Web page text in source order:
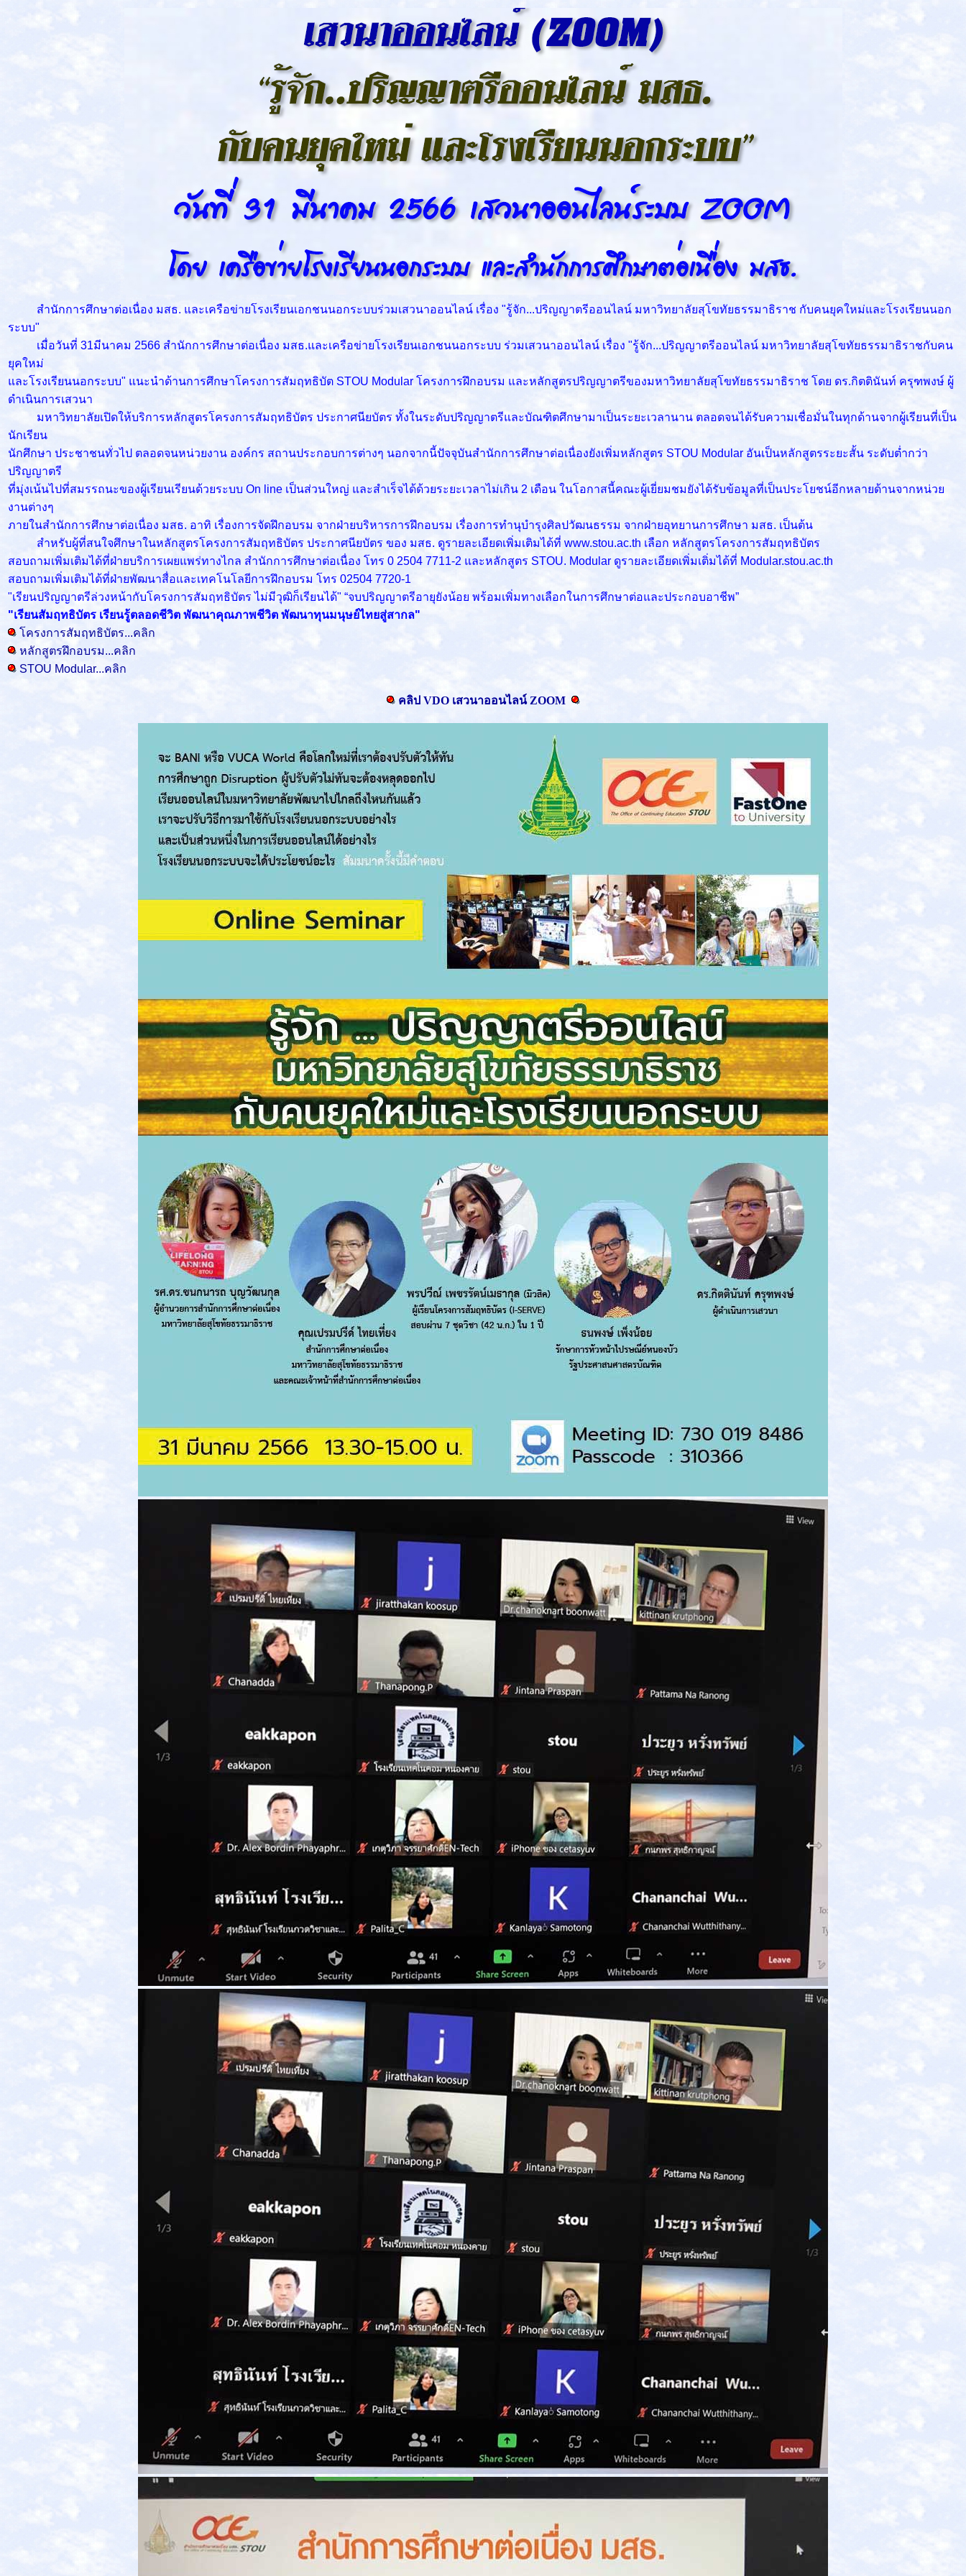
สำนักการศึกษาต่อเนื่อง มสธ. และเครือข่ายโรงเรียนเอกชนนอกระบบร่วมเสวนาออนไลน์ เรื่อง "รู้จัก...ปริญญาตรีออนไลน์ มหาวิทยาลัยสุโขทัยธรรมาธิราช กับคนยุคใหม่และโรงเรียนนอก
ระบบ"
เมื่อวันที่ 31มีนาคม 2566 สำนักการศึกษาต่อเนื่อง มสธ.และเครือข่ายโรงเรียนเอกชนนอกระบบ ร่วมเสวนาออนไลน์ เรื่อง "รู้จัก...ปริญญาตรีออนไลน์ มหาวิทยาลัยสุโขทัยธรรมาธิราชกับคน
ยุคใหม่
และโรงเรียนนอกระบบ" แนะนำด้านการศึกษาโครงการสัมฤทธิบัต STOU Modular โครงการฝึกอบรม และหลักสูตรปริญญาตรีของมหาวิทยาลัยสุโขทัยธรรมาธิราช โดย ดร.กิตตินันท์ ครุฑพงษ์ ผู้
ดำเนินการเสวนา
มหาวิทยาลัยเปิดให้บริการหลักสูตรโครงการสัมฤทธิบัตร ประกาศนียบัตร ทั้งในระดับปริญญาตรีและบัณฑิตศึกษามาเป็นระยะเวลานาน ตลอดจนได้รับความเชื่อมั่นในทุกด้านจากผู้เรียนที่เป็น
นักเรียน
นักศึกษา ประชาชนทั่วไป ตลอดจนหน่วยงาน องค์กร สถานประกอบการต่างๆ นอกจากนี้ปัจจุบันสำนักการศึกษาต่อเนื่องยังเพิ่มหลักสูตร STOU Modular อันเป็นหลักสูตรระยะสั้น ระดับต่ำกว่า
ปริญญาตรี
ที่มุ่งเน้นไปที่สมรรถนะของผู้เรียนเรียนด้วยระบบ On line เป็นส่วนใหญ่ และสำเร็จได้ด้วยระยะเวลาไม่เกิน 2 เดือน ในโอกาสนี้คณะผู้เยี่ยมชมยังได้รับข้อมูลที่เป็นประโยชน์อีกหลายด้านจากหน่วย
งานต่างๆ
ภายในสำนักการศึกษาต่อเนื่อง มสธ. อาทิ เรื่องการจัดฝึกอบรม จากฝ่ายบริหารการฝึกอบรม เรื่องการทำนุบำรุงศิลปวัฒนธรรม จากฝ่ายอุทยานการศึกษา มสธ. เป็นต้น
สำหรับผู้ที่สนใจศึกษาในหลักสูตรโครงการสัมฤทธิบัตร ประกาศนียบัตร ของ มสธ. ดูรายละเอียดเพิ่มเติมได้ที่ www.stou.ac.th เลือก หลักสูตรโครงการสัมฤทธิบัตร
สอบถามเพิ่มเติมได้ที่ฝ่ายบริการเผยแพร่ทางไกล สำนักการศึกษาต่อเนื่อง โทร 0 2504 7711-2 และหลักสูตร STOU. Modular ดูรายละเอียดเพิ่มเติ่มได้ที่ Modular.stou.ac.th
สอบถามเพิ่มเติมได้ที่ฝ่ายพัฒนาสื่อและเทคโนโลยีการฝึกอบรม โทร 02504 7720-1
"เรียนปริญญาตรีล่วงหน้ากับโครงการสัมฤทธิบัตร ไม่มีวุฒิก็เรียนได้" “จบปริญญาตรีอายุยังน้อย พร้อมเพิ่มทางเลือกในการศึกษาต่อและประกอบอาชีพ”
"เรียนสัมฤทธิบัตร เรียนรู้ตลอดชีวิต พัฒนาคุณภาพชีวิต พัฒนาทุนมนุษย์ไทยสู่สากล"
โครงการสัมฤทธิบัตร...คลิก
หลักสูตรฝึกอบรม...คลิก
STOU Modular...คลิก
คลิป VDO เสวนาออนไลน์ ZOOM